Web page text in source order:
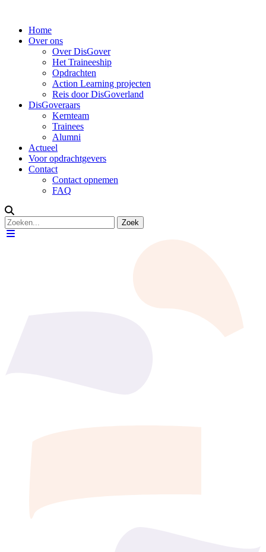
Home
Over ons
Over DisGover
Het Traineeship
Opdrachten
Action Learning projecten
Reis door DisGoverland
DisGoveraars
Kernteam
Trainees
Alumni
Actueel
Voor opdrachtgevers
Contact
Contact opnemen
FAQ